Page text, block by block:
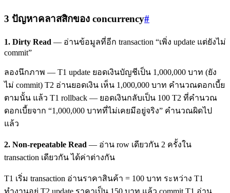
3 ปัญหาคลาสสิกของ concurrency#
1. Dirty Read — อ่านข้อมูลที่อีก transaction “เพิ่ง update แต่ยังไม่
commit”
ลองนึกภาพ — T1 update ยอดเงินบัญชีเป็น 1,000,000 บาท (ยัง
ไม่ commit) T2 อ่านยอดเงิน เห็น 1,000,000 บาท คำนวณดอกเบี้ย
ตามนั้น แล้ว T1 rollback — ยอดเงินกลับเป็น 100 T2 ที่คำนวณ
ดอกเบี้ยจาก “1,000,000 บาทที่ไม่เคยมีอยู่จริง” คำนวณผิดไป
แล้ว
2. Non-repeatable Read — อ่าน row เดียวกัน 2 ครั้งใน
transaction เดียวกัน ได้ค่าต่างกัน
T1 เริ่ม transaction อ่านราคาสินค้า = 100 บาท ระหว่าง T1